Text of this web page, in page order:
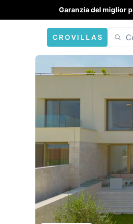
Garanzia del miglior
CROVILLAS